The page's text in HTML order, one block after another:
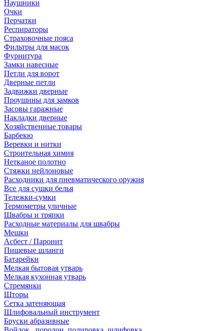
Наушники
Очки
Перчатки
Респираторы
Страховочные пояса
Фильтры для масок
Фурнитура
Замки навесные
Петли для ворот
Дверные петли
Задвижки дверные
Проушины для замков
Засовы гаражные
Накладки дверные
Хозяйственные товары
Барбекю
Веревки и нитки
Строительная химия
Нетканое полотно
Стяжки нейлоновые
Расходники для пневматического оружия
Все для сушки белья
Тележки-сумки
Термометры уличные
Швабры и тряпки
Расходные материалы для швабры
Мешки
Асбест / Паронит
Пищевые шланги
Батарейки
Мелкая бытовая утварь
Мелкая кухонная утварь
Стремянки
Шторы
Сетка затеняющая
Шлифовальный инструмент
Бруски абразивные